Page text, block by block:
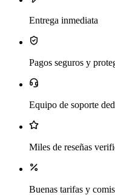
Entrega inmediata
Pagos seguros y
Equipo de soporte
Miles de reseñas
Buenas tarifas y